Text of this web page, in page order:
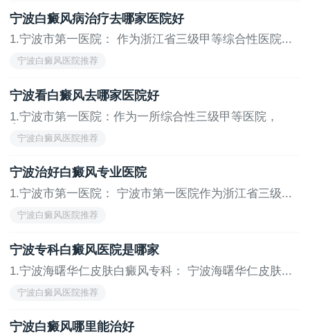
宁波白癜风病治疗去哪家医院好
1.宁波市第一医院： 作为浙江省三级甲等综合性医院...
宁波白癜风医院推荐
宁波看白癜风去哪家医院好
1.宁波市第一医院：作为一所综合性三级甲等医院，
宁波白癜风医院推荐
宁波治好白癜风专业医院
1.宁波市第一医院： 宁波市第一医院作为浙江省三级...
宁波白癜风医院推荐
宁波专科白癜风医院是哪家
1.宁波海曙华仁皮肤白癜风专科： 宁波海曙华仁皮肤...
宁波白癜风医院推荐
宁波白癜风哪里能治好